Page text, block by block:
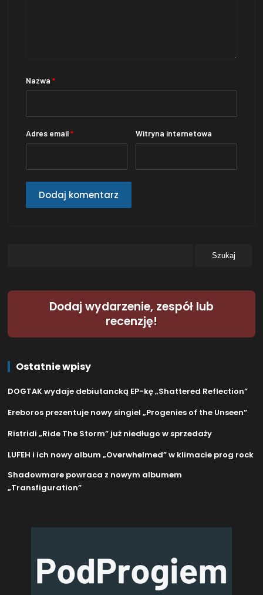
Nazwa*
Adres email* Witryna internetowa
Dodaj wydarzenie, zespół lub
recenzję!
Ostatnie wpisy
DOGTAK wydaje debiutancką EP-kę „Shattered Reflection”
Ereboros prezentuje nowy singiel „Progenies of the Unseen”
Ristridi „Ride The Storm” już niedługo w sprzedaży
LUFEH i ich nowy album „Overwhelmed” w klimacie prog rock
Shadowmare powraca z nowym albumem
„Transfiguration”